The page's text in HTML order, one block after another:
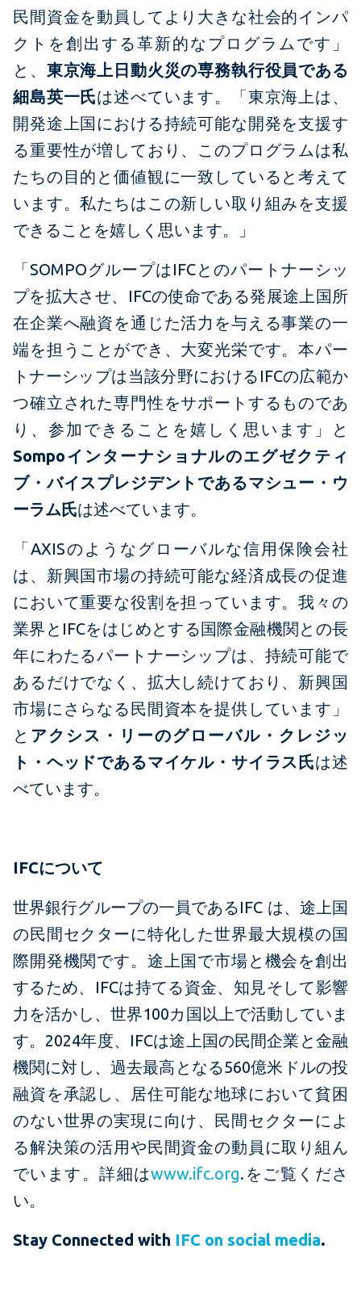
民間資金を動員してより大きな社会的インパ
クトを創出する革新的なプログラムです」
と、 東京海上日動火災の専務執行役員である
細島英一氏は述べています。「東京海上は、
開発途上国における持続可能な開発を支援す
る重要性が増しており、このプログラムは私
たちの目的と価値観に一致していると考えて
います。私たちはこの新しい取り組みを支援
できることを嬉しく思います。」
「SOMPOグループはIFCとのパートナーシッ
プを拡大させ、IFCの使命である発展途上国所
在企業へ融資を通じた活力を与える事業の一
端を担うことができ、大変光栄です。本パー
トナーシップは当該分野におけるIFCの広範か
つ確立された専門性をサポートするものであ
り、参加できることを嬉しく思います」と
Sompoインターナショナルのエグゼクティ
ブ・バイスプレジデントであるマシュー・ウ
ーラム氏は述べています。
「AXISのようなグローバルな信用保険会社
は、新興国市場の持続可能な経済成長の促進
において重要な役割を担っています。我々の
業界とIFCをはじめとする国際金融機関との長
年にわたるパートナーシップは、持続可能で
あるだけでなく、拡大し続けており、新興国
市場にさらなる民間資本を提供しています」
と アクシス・リーのグローバル・クレジッ
ト・ヘッドであるマイケル・サイラス氏は述
べています。
IFCについて
世界銀行グループの一員であるIFC は、途上国
の民間セクターに特化した世界最大規模の国
際開発機関です。途上国で市場と機会を創出
するため、IFCは持てる資金、知見そして影響
力を活かし、世界100カ国以上で活動していま
す。2024年度、IFCは途上国の民間企業と金融
機関に対し、過去最高となる560億米ドルの投
融資を承認し、居住可能な地球において貧困
のない世界の実現に向け、民間セクターによ
る解決策の活用や民間資金の動員に取り組ん
でいます。詳細はwww.ifc.org.をご覧くださ
い。
Stay Connected with IFC on social media.